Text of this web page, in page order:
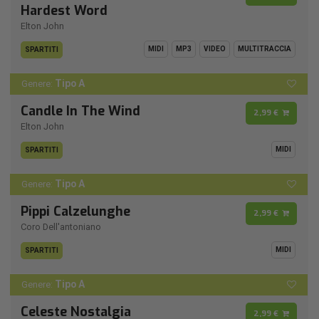
Hardest Word
Elton John
SPARTITI MIDI MP3 VIDEO MULTITRACCIA
Genere: Tipo A
Candle In The Wind
Elton John
2,99 €
SPARTITI MIDI
Genere: Tipo A
Pippi Calzelunghe
Coro Dell'antoniano
2,99 €
SPARTITI MIDI
Genere: Tipo A
Celeste Nostalgia 2,99 €